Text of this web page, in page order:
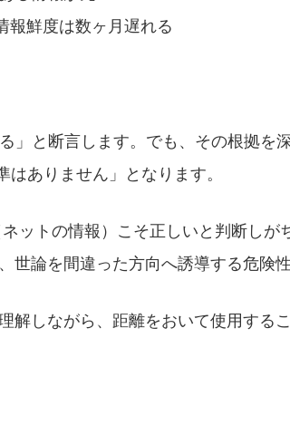
報鮮度は数ヶ月遅れる
」と断言します。でも、その根拠を
ありません」となります。
ットの情報）こそ正しいと判断しが
論を間違った方向へ誘導する危険性
解しながら、距離をおいて使用する